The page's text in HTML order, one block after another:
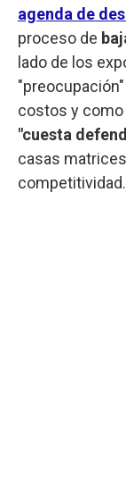
agenda de
proceso de
lado de los
costos y como
"cuesta
casas
competitividad.